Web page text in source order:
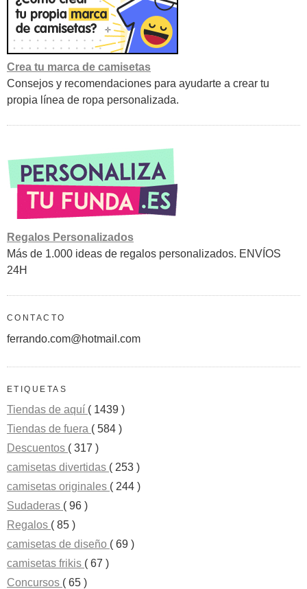
Crea tu marca de camisetas
Consejos y recomendaciones para ayudarte a crear tu
propia línea de ropa personalizada.
Regalos Personalizados
Más de 1.000 ideas de regalos personalizados. ENVÍOS
24H
CONTACTO
ferrando.com@hotmail.com
ETIQUETAS
Tiendas de aquí ( 1439 )
Tiendas de fuera ( 584 )
Descuentos ( 317 )
camisetas divertidas ( 253 )
camisetas originales ( 244 )
Sudaderas ( 96 )
Regalos ( 85 )
camisetas de diseño ( 69 )
camisetas frikis ( 67 )
Concursos ( 65 )